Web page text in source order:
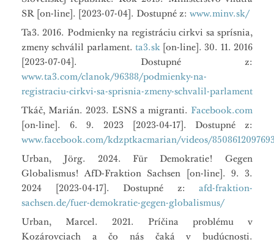
SR [on-line]. [2023-07-04]. Dostupné z: www.minv.sk/
Ta3. 2016. Podmienky na registráciu cirkvi sa sprísnia,
zmeny schválil parlament. ta3.sk[on-line]. 30. 11. 2016
[2023-07-04]. Dostupné z:
www.ta3.com/clanok/96388/podmienky-na-
registraciu-cirkvi-sa-sprisnia-zmeny-schvalil-parlament
Tkáč, Marián. 2023. ĽSNS a migranti. Facebook.com
[on-line]. 6. 9. 2023 [2023-04-17]. Dostupné z:
www.facebook.com/kdzptkacmarian/videos/
Urban, Jörg. 2024. Für Demokratie! Gegen
Globalismus! AfD-Fraktion Sachsen [on-line]. 9. 3.
2024 [2023-04-17]. Dostupné z: afd-fraktion-
sachsen.de/fuer-demokratie-gegen-globalismus/
Urban, Marcel. 2021. Príčina problému v
Kozárovciach a čo nás čaká v budúcnosti.